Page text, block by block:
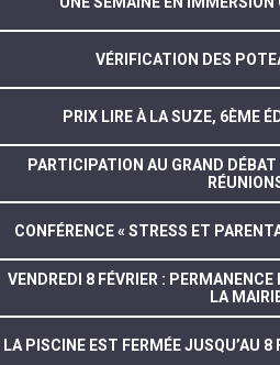
VÉRIFICATION DES
PRIX LIRE À LA SUZE, 6ÈME
PARTICIPATION AU GRAND
CONFÉRENCE « STRESS ET
VENDREDI 8 FÉVRIER :
LA
LA PISCINE EST FERMÉE JUSQU’AU